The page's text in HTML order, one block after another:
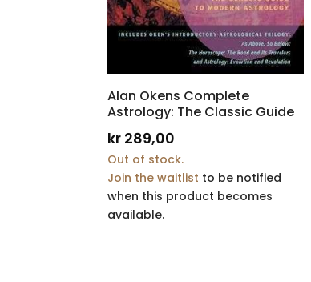
Alan Okens Complete
Astrology: The Classic Guide
kr 289,00
Out of stock.
Join the waitlist to be notified
when this product becomes
available.